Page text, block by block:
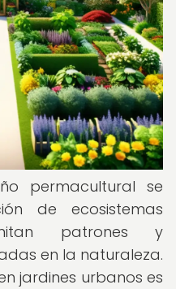
permacultural se
de ecosistemas
patrones y
en la naturaleza.
jardines urbanos es